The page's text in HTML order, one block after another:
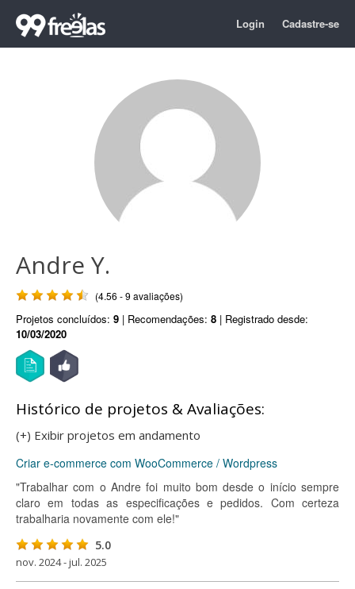
Login Cadastre-se
Andre Y.
(4.56 - 9 avaliações)
Projetos concluídos: 9 | Recomendações: 8 | Registrado desde:
10/03/2020
Histórico de projetos & Avaliações:
(+) Exibir projetos em andamento
Criar e-commerce com WooCommerce / Wordpress
"Trabalhar com o Andre foi muito bom desde o início sempre
claro em todas as especificações e pedidos. Com certeza
trabalharia novamente com ele!"
5.0
nov. 2024 - jul. 2025